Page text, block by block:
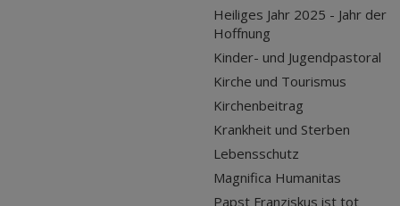
Heiliges Jahr 2025 - Jahr der
Hoffnung
Kinder- und Jugendpastoral
Kirche und Tourismus
Kirchenbeitrag
Krankheit und Sterben
Lebensschutz
Magnifica Humanitas
Papst Franziskus ist tot